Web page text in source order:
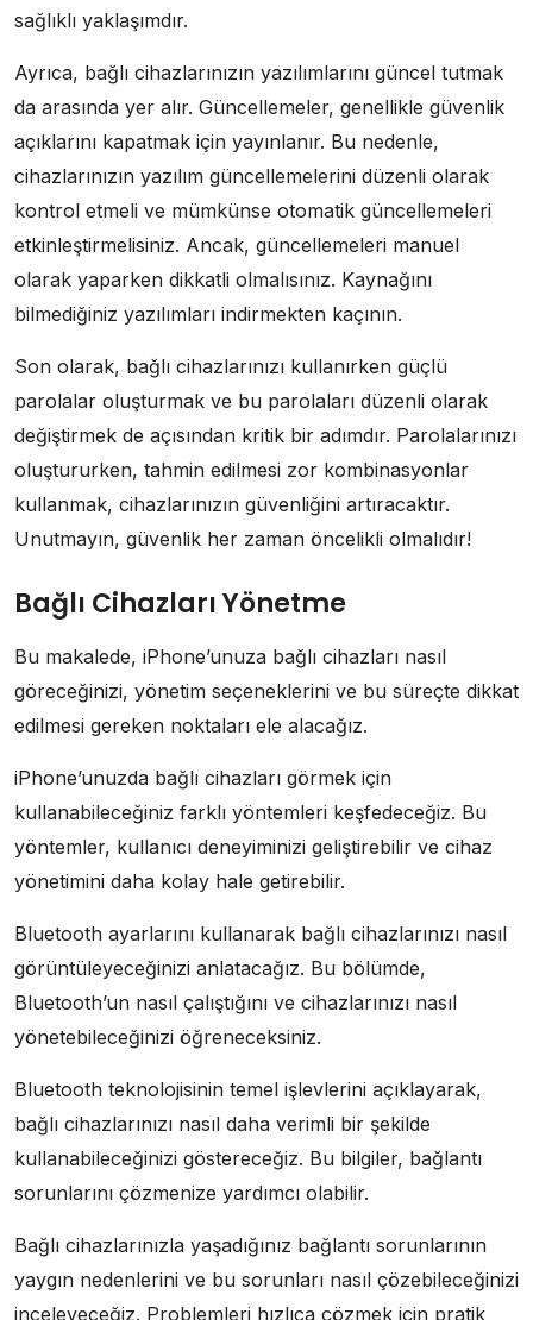
sağlıklı yaklaşımdır.
Ayrıca, bağlı cihazlarınızın yazılımlarını güncel tutmak
da arasında yer alır. Güncellemeler, genellikle güvenlik
açıklarını kapatmak için yayınlanır. Bu nedenle,
cihazlarınızın yazılım güncellemelerini düzenli olarak
kontrol etmeli ve mümkünse otomatik güncellemeleri
etkinleştirmelisiniz. Ancak, güncellemeleri manuel
olarak yaparken dikkatli olmalısınız. Kaynağını
bilmediğiniz yazılımları indirmekten kaçının.
Son olarak, bağlı cihazlarınızı kullanırken güçlü
parolalar oluşturmak ve bu parolaları düzenli olarak
değiştirmek de açısından kritik bir adımdır. Parolalarınızı
oluştururken, tahmin edilmesi zor kombinasyonlar
kullanmak, cihazlarınızın güvenliğini artıracaktır.
Unutmayın, güvenlik her zaman öncelikli olmalıdır!
Bağlı Cihazları Yönetme
Bu makalede, iPhone’unuza bağlı cihazları nasıl
göreceğinizi, yönetim seçeneklerini ve bu süreçte dikkat
edilmesi gereken noktaları ele alacağız.
iPhone’unuzda bağlı cihazları görmek için
kullanabileceğiniz farklı yöntemleri keşfedeceğiz. Bu
yöntemler, kullanıcı deneyiminizi geliştirebilir ve cihaz
yönetimini daha kolay hale getirebilir.
Bluetooth ayarlarını kullanarak bağlı cihazlarınızı nasıl
görüntüleyeceğinizi anlatacağız. Bu bölümde,
Bluetooth’un nasıl çalıştığını ve cihazlarınızı nasıl
yönetebileceğinizi öğreneceksiniz.
Bluetooth teknolojisinin temel işlevlerini açıklayarak,
bağlı cihazlarınızı nasıl daha verimli bir şekilde
kullanabileceğinizi göstereceğiz. Bu bilgiler, bağlantı
sorunlarını çözmenize yardımcı olabilir.
Bağlı cihazlarınızla yaşadığınız bağlantı sorunlarının
yaygın nedenlerini ve bu sorunları nasıl çözebileceğinizi
inceleyeceğiz. Problemleri hızlıca çözmek için pratik